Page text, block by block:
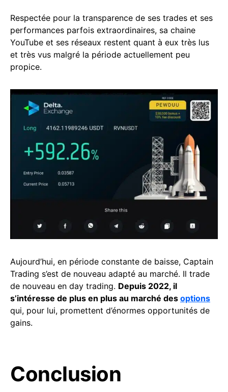
Respectée pour la transparence de ses trades et ses
performances parfois extraordinaires, sa chaine
YouTube et ses réseaux restent quant à eux très lus
et très vus malgré la période actuellement peu
propice.
Aujourd’hui, en période constante de baisse, Captain
Trading s’est de nouveau adapté au marché. Il trade
de nouveau en day trading. Depuis 2022, il
s’intéresse de plus en plus au marché des options
qui, pour lui, promettent d’énormes opportunités de
gains.
Conclusion